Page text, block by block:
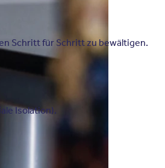
Schritt für Schritt zu bewältigen.
Isolation).